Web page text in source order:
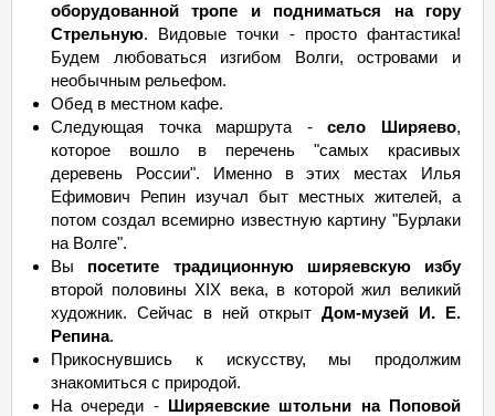
оборудованной тропе и подниматься на гору
Стрельную. Видовые точки - просто фантастика!
Будем любоваться изгибом Волги, островами и
необычным рельефом.
Обед в местном кафе.
Следующая точка маршрута -село Ширяево,
которое вошло в перечень "самых красивых
деревень России". Именно в этих местах Илья
Ефимович Репин изучал быт местных жителей, а
потом создал всемирно известную картину "Бурлаки
на Волге".
Вы посетите традиционную ширяевскую избу
второй половины XIX века, в которой жил великий
художник. Сейчас в ней открыт Дом-музей И. Е.
Репина.
Прикоснувшись к искусству, мы продолжим
знакомиться с природой.
На очереди - Ширяевские штольни на Поповой